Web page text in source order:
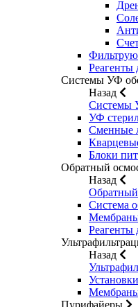
Реагенты
Системы УФ
Назад
Системы
УФ
Сменные
Блоки
Обратный
Назад
Система
Мембраны
Реагенты
Назад
Мембраны
Пурифайеры